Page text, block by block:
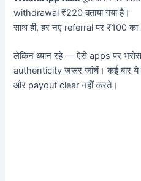
withdrawal ₹220 बताया गया है।
साथ ही, हर नए referral पर ₹100 का
लेकिन ध्यान रहे — ऐसे apps पर
authenticity ज़रूर जांचें। कई बार ये
और payout clear नहीं करते।